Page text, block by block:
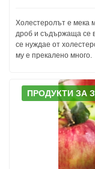
Холестеролът е мека
дроб и съдържаща се
се нуждае от
му е прекалено много.
ПРОДУКТИ ЗА